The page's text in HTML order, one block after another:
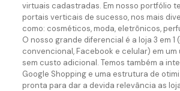
virtuais cadastradas. Em nosso portfólio
portais verticais de sucesso, nos mais
como: cosméticos, moda, eletrônicos,
O nosso grande diferencial é a loja 3 em 1
convencional, Facebook e celular) em um
sem custo adicional. Temos também a
Google Shopping e uma estrutura de
pronta para dar a devida relevância as